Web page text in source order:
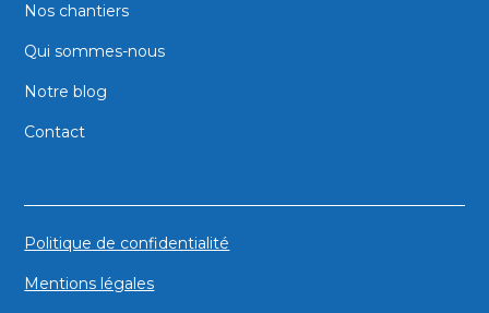
Nos chantiers
Qui sommes-nous
Notre blog
Contact
Politique de confidentialité
Mentions légales